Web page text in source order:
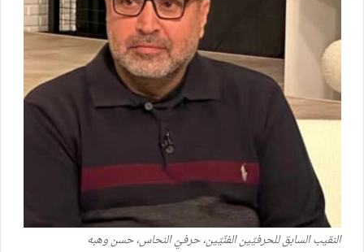
النقيب السابق للحرفيّين الفنّيّين، حرفيّ النحاس، حسن وهبه